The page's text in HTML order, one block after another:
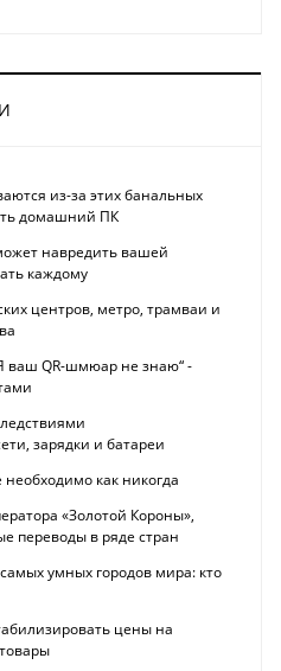
из-за этих банальных
домашний ПК
навредить вашей
каждому
центров, метро, трамваи и
ваш QR-шмюар не знаю“ -
зарядки и батареи
как никогда
«Золотой Короны»,
переводы в ряде стран
умных городов мира: кто
цены на